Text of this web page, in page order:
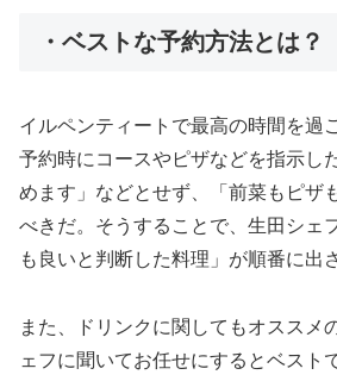
・ベストな予約方法とは？
イルペンティートで最高の時間を過
予約時にコースやピザなどを指示し
めます」などとせず、「前菜もピザ
べきだ。そうすることで、生田シェ
も良いと判断した料理」が順番に出
また、ドリンクに関してもオススメ
ェフに聞いてお任せにするとベスト